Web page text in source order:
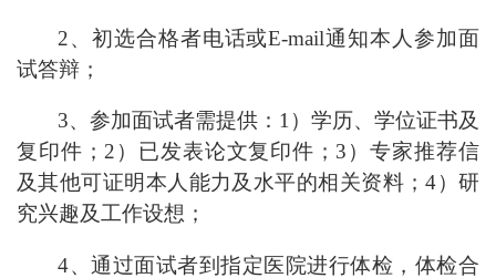
2、初选合格者电话或E-mail通知本人参加面
试答辩；
3、参加面试者需提供：1）学历、学位证书及
复印件；2）已发表论文复印件；3）专家推荐信
及其他可证明本人能力及水平的相关资料；4）研
究兴趣及工作设想；
4、通过面试者到指定医院进行体检，体检合